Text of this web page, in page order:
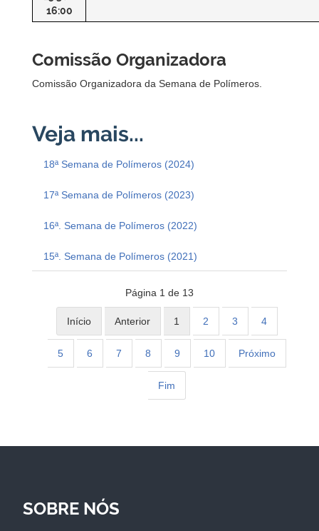
16:00
Comissão Organizadora
Comissão Organizadora da Semana de Polímeros.
18ª Semana de Polímeros (2024)
17ª Semana de Polímeros (2023)
16ª. Semana de Polímeros (2022)
15ª. Semana de Polímeros (2021)
Página 1 de 13
Início Anterior 1 2 3 4
5 6 7 8 9 10 Próximo
Fim
SOBRE NÓS